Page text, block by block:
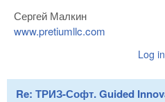
Сергей Малкин
www.pretiumllc.com
Log in
Re: ТРИЗ-Софт. Guided